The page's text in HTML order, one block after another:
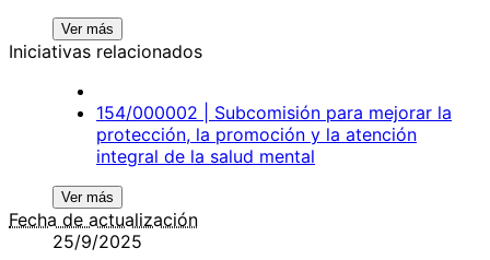
Ver más
Iniciativas relacionados
154/000002 | Subcomisión para mejorar la
protección, la promoción y la atención
integral de la salud mental
Ver más
Fecha de actualización
25/9/2025